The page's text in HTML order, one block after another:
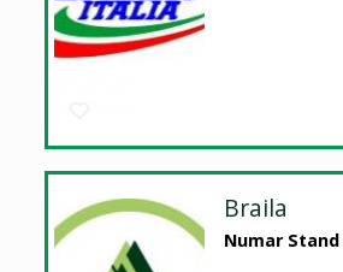
Braila
Numar Stand